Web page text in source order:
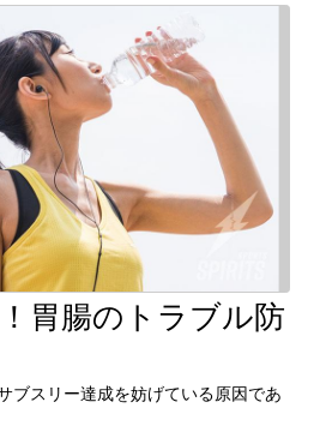
続きを見る
ブスリー達成を妨げている原因であ
胃腸のトラブル防
ブスリー達成を妨げている原因であ